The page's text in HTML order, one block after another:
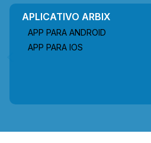
APLICATIVO ARBIX
APP PARA ANDROID
APP PARA IOS